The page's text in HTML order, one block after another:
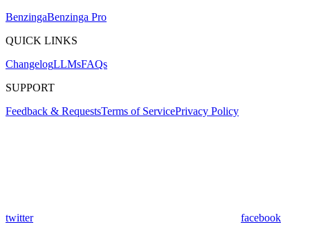
BenzingaBenzinga Pro
QUICK LINKS
ChangelogLLMsFAQs
SUPPORT
Feedback & RequestsTerms of ServicePrivacy Policy
twitter facebook